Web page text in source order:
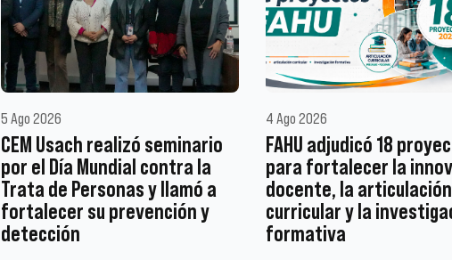
5 Ago 2026
CEM Usach realizó seminario
por el Día Mundial contra la
Trata de Personas y llamó a
fortalecer su prevención y
detección
4 Ago 2026
FAHU adjudicó 18
para fortalecer la
docente, la articulación
curricular y la
formativa